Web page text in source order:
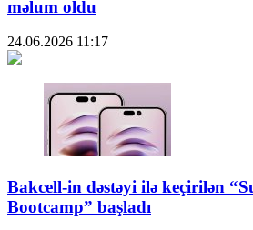
məlum oldu
24.06.2026 11:17
Bakcell-in dəstəyi ilə keçirilən
Bootcamp” başladı